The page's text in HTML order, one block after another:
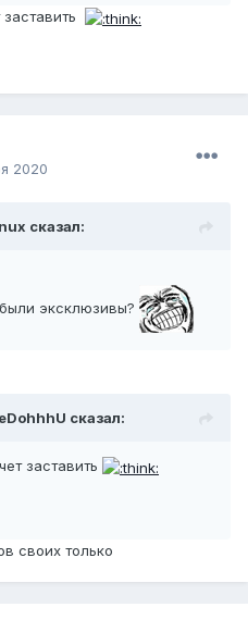
2020
сказал:
эксклюзивы?
сказал:
заставить
своих только